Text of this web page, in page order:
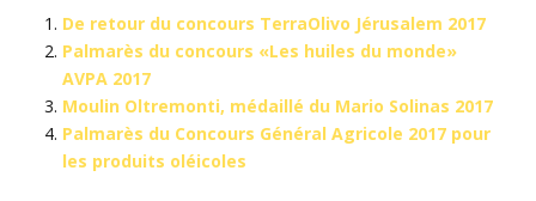
De retour du concours TerraOlivo Jérusalem 2017
Palmarès du concours «Les huiles du monde»
AVPA 2017
Moulin Oltremonti, médaillé du Mario Solinas 2017
Palmarès du Concours Général Agricole 2017 pour
les produits oléicoles